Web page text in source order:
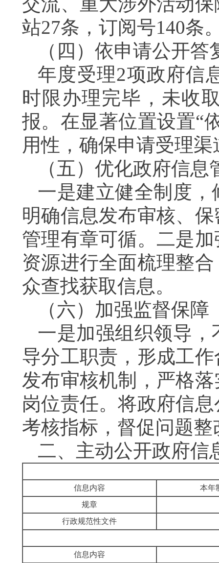
站27条，订阅号140条
（四） 依申请公开答
年度受理2项政府信
时限办理完毕，未收
报。在显著位置设置“
用性，确保申请受理
（五） 优化政府信息
一是建立健全制度
明确信息发布审核、
管理有章可循。二是
资源进行全面梳理整
众查找获取信息。
（六） 加强监督保障
一是加强组织领导
导分工职责，形成工
发布审核机制，严格
岗位责任。将政府信
考核指标，督促问题整
二、 主动公开政府信
信息内容
本年
规章
行政规范性文件
信息内容